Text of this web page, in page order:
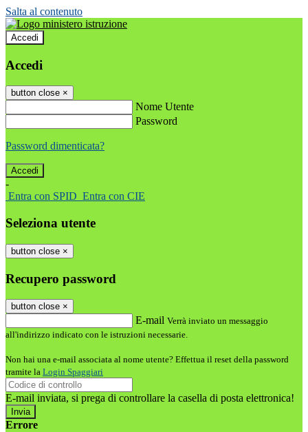
Salta al contenuto
Accedi
Accedi
button close ×
Nome Utente
Password
Password dimenticata?
-
Entra con SPID Entra con CIE
Seleziona utente
button close ×
Recupero password
button close ×
E-mail Verrà inviato un messaggio
all'indirizzo indicato con le istruzioni necessarie.
Non hai una e-mail associata al nome utente? Effettua il reset della password
tramite la Login Spaggiari
E-mail inviata, si prega di controllare la casella di posta elettronica!
Errore